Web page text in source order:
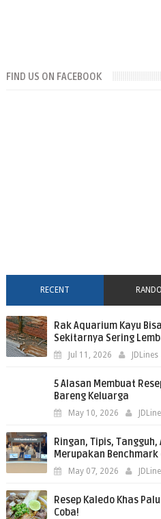
FIND US ON FACEBOOK
RECENT
Rak Aquarium Kayu
Sekitarnya Sering
Jul 11, 2026 JDLines
5 Alasan Membuat
Bareng Keluarga
May 10, 2026
Ringan, Tipis, Tangguh,
Merupakan
May 07, 2026
Resep Kaledo Khas
Coba!